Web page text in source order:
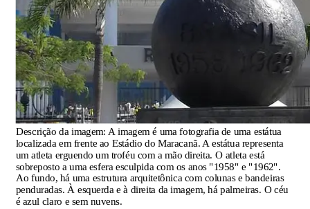
Descrição da imagem: A imagem é uma fotografia de uma estátua
localizada em frente ao Estádio do Maracanã. A estátua representa
um atleta erguendo um troféu com a mão direita. O atleta está
sobreposto a uma esfera esculpida com os anos "1958" e "1962".
Ao fundo, há uma estrutura arquitetônica com colunas e bandeiras
penduradas. À esquerda e à direita da imagem, há palmeiras. O céu
é azul claro e sem nuvens.